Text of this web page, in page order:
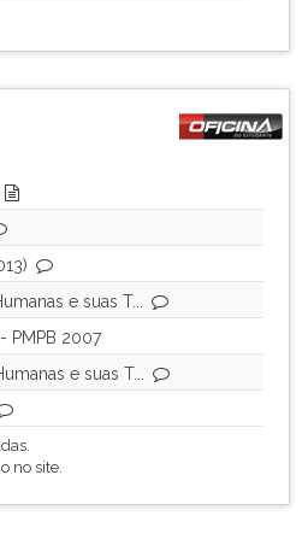
e suas T...
PMPB 2007
e suas T...
no site.